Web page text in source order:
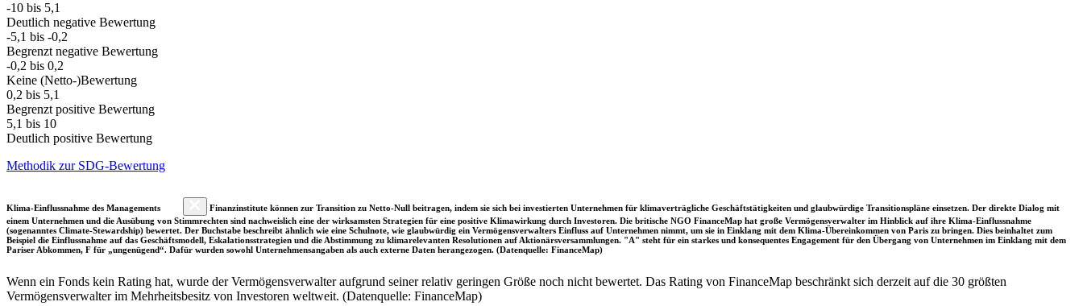
-10 bis 5,1
Deutlich negative Bewertung
-5,1 bis -0,2
Begrenzt negative Bewertung
-0,2 bis 0,2
Keine (Netto-)Bewertung
0,2 bis 5,1
Begrenzt positive Bewertung
5,1 bis 10
Deutlich positive Bewertung
Methodik zur SDG-Bewertung
Klima-Einflussnahme des Managements
Finanzinstitute können zur Transition zu Netto-Null beitragen, indem sie sich bei investierten Unternehmen für klimaverträgliche Geschäftstätigkeiten und glaubwürdige Transitionspläne einsetzen. Der direkte Dialog mit
einem Unternehmen und die Ausübung von Stimmrechten sind nachweislich eine der wirksamsten Strategien für eine positive Klimawirkung durch Investoren. Die britische NGO FinanceMap hat große Vermögensverwalter im Hinblick auf ihre Klima-Einflussnahme
(sogenanntes Climate-Stewardship) bewertet. Der Buchstabe beschreibt ähnlich wie eine Schulnote, wie glaubwürdig ein Vermögensverwalters Einfluss auf Unternehmen nimmt, um sie in Einklang mit dem Klima-Übereinkommen von Paris zu bringen. Dies beinhaltet zum
Beispiel die Einflussnahme auf das Geschäftsmodell, Eskalationsstrategien und die Abstimmung zu klimarelevanten Resolutionen auf Aktionärsversammlungen. "A" steht für ein starkes und konsequentes Engagement für den Übergang von Unternehmen im Einklang mit dem
Pariser Abkommen, F für „ungenügend“. Dafür wurden sowohl Unternehmensangaben als auch externe Daten herangezogen. (Datenquelle: FinanceMap)
Wenn ein Fonds kein Rating hat, wurde der Vermögensverwalter aufgrund seiner relativ geringen Größe noch nicht bewertet. Das Rating von FinanceMap beschränkt sich derzeit auf die 30 größten
Vermögensverwalter im Mehrheitsbesitz von Investoren weltweit. (Datenquelle: FinanceMap)